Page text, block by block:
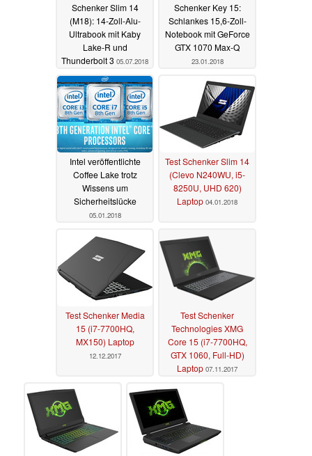
Schenker Slim 14
(M18): 14-Zoll-Alu-
Ultrabook mit Kaby
Lake-R und
Thunderbolt 3 05.07.2018
Schenker Key 15:
Schlankes 15,6-Zoll-
Notebook mit GeForce
GTX 1070 Max-Q
23.01.2018
Intel veröffentlichte
Coffee Lake trotz
Wissens um
Sicherheitslücke
05.01.2018
Test Schenker Slim 14
(Clevo N240WU, i5-
8250U, UHD 620)
Laptop 04.01.2018
Test Schenker Media
15 (i7-7700HQ,
MX150) Laptop
12.12.2017
Test Schenker
Technologies XMG
Core 15 (i7-7700HQ,
GTX 1060, Full-HD)
Laptop 07.11.2017